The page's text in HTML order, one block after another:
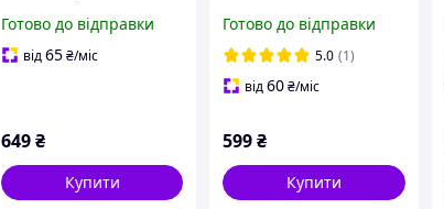
мм. Ланцюжок та скоба
в подарунок.
Готово до відправки
від65₴/міс
649₴
Купити
підвіски з камінчиками
з ключем і замком,
підвіски дружби, кулон,
кольє
Готово до відправки
5.0 (1)
від60₴/міс
599₴
Купити